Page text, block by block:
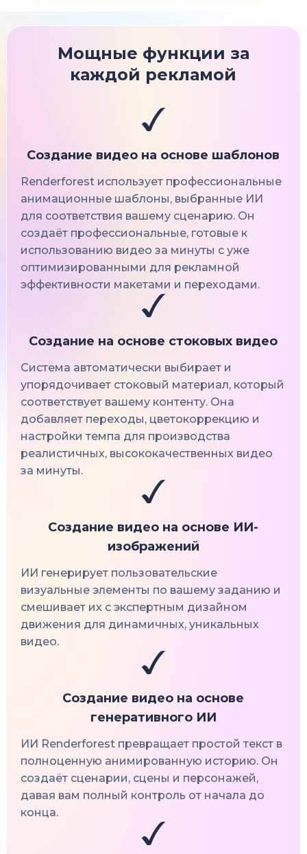
Мощные функции за
каждой рекламой
Создание видео на основе шаблонов
Renderforest использует профессиональные
анимационные шаблоны, выбранные ИИ
для соответствия вашему сценарию. Он
создаёт профессиональные, готовые к
использованию видео за минуты с уже
оптимизированными для рекламной
эффективности макетами и переходами.
Создание на основе стоковых видео
Система автоматически выбирает и
упорядочивает стоковый материал, который
соответствует вашему контенту. Она
добавляет переходы, цветокоррекцию и
настройки темпа для производства
реалистичных, высококачественных видео
за минуты.
Создание видео на основе ИИ-
изображений
ИИ генерирует пользовательские
визуальные элементы по вашему заданию и
смешивает их с экспертным дизайном
движения для динамичных, уникальных
видео.
Создание видео на основе
генеративного ИИ
ИИ Renderforest превращает простой текст в
полноценную анимированную историю. Он
создаёт сценарии, сцены и персонажей,
давая вам полный контроль от начала до
конца.